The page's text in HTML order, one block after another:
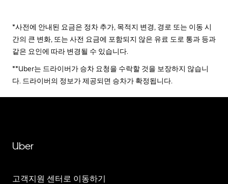
*사전에 안내된 요금은 정차 추가, 목적지 변경, 경로 또는 이동 시
간의 큰 변화, 또는 사전 요금에 포함되지 않은 유료 도로 통과 등과
같은 요인에 따라 변경될 수 있습니다.
**Uber는 드라이버가 승차 요청을 수락할 것을 보장하지 않습니
다. 드라이버의 정보가 제공되면 승차가 확정됩니다.
Uber
고객지원 센터로 이동하기